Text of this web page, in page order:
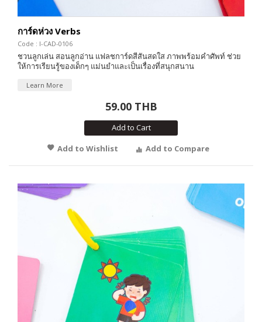
การ์ดห่วง Verbs
Code : I-CAD-0106
ชวนลูกเล่น สอนลูกอ่าน แฟลชการ์ดสีสันสดใส ภาพพร้อมคำศัพท์ ช่วย
ให้การเรียนรู้ของเด็กๆ แม่นยำและเป็นเรื่องที่สนุกสนาน
Learn More
59.00 THB
Add to Cart
Add to Wishlist
Add to Compare